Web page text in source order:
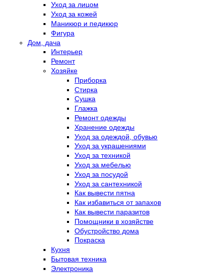
Уход за лицом
Уход за кожей
Маникюр и педикюр
Фигура
Дом, дача
Интерьер
Ремонт
Хозяйке
Приборка
Стирка
Сушка
Глажка
Ремонт одежды
Хранение одежды
Уход за одеждой, обувью
Уход за украшениями
Уход за техникой
Уход за мебелью
Уход за посудой
Уход за сантехникой
Как вывести пятна
Как избавиться от запахов
Как вывести паразитов
Помощники в хозяйстве
Обустройство дома
Покраска
Кухня
Бытовая техника
Электроника